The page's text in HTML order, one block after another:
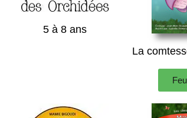
5 à 8 ans
La